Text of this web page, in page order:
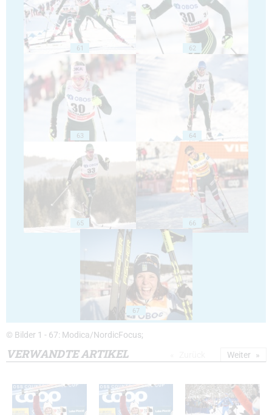
61 62
63 64
65 66
67
© Bilder 1 - 67: Modica/NordicFocus;
VERWANDTE ARTIKEL Weiter